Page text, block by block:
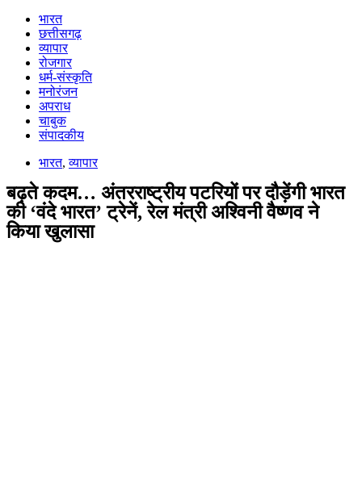
भारत
छत्तीसगढ़
व्यापार
रोजगार
धर्म-संस्कृति
मनोरंजन
अपराध
चाबुक
संपादकीय
भारत,व्यापार
बढ़ते कदम… अंतरराष्ट्रीय पटरियों पर दौड़ेंगी भारत
की ‘वंदे भारत’ ट्रेनें, रेल मंत्री अश्विनी वैष्णव ने
किया खुलासा